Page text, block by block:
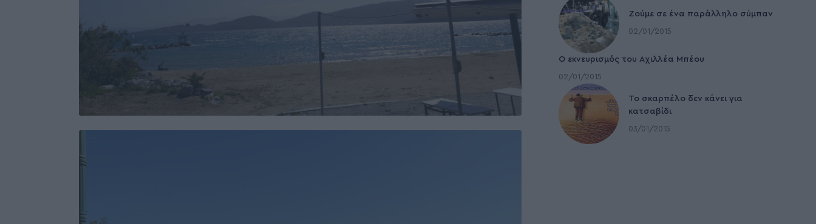
Ζούμε σε ένα παράλληλο σύμπαν
02/01/2015
Ο εκνευρισμός του Αχιλλέα Μπέου
02/01/2015
To σκαρπέλο δεν κάνει για
κατσαβίδι
03/01/2015